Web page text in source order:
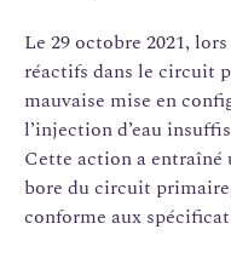
Le 29 octobre 2021,
réactifs dans le circuit
mauvaise mise en
l’injection d’eau
Cette action a entraîné
bore du circuit
conforme aux